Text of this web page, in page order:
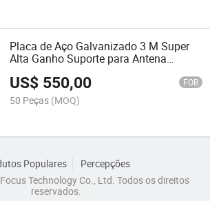
Placa de Aço Galvanizado 3 M Super
Alta Ganho Suporte para Antena
US$ 550,00 FOB
50 Peças (MOQ)
Populares
Percepções
Technology Co., Ltd. Todos os direitos
reservados.